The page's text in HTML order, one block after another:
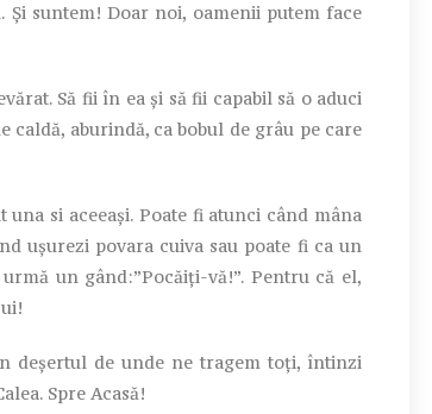
Și suntem! Doar noi, oamenii putem face
Să fii în ea și să fii capabil să o aduci
caldă, aburindă, ca bobul de grâu pe care
si aceeași. Poate fi atunci când mâna
ușurezi povara cuiva sau poate fi ca un
un gând:”Pocăiți-vă!”. Pentru că el,
deșertul de unde ne tragem toți, întinzi
Spre Acasă!